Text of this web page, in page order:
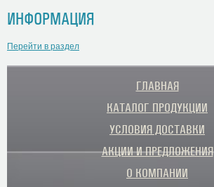
ИНФОРМАЦИЯ
Перейти в раздел
ГЛАВНАЯ
КАТАЛОГ ПРОДУКЦИИ
УСЛОВИЯ ДОСТАВКИ
АКЦИИ И ПРЕДЛОЖЕНИЯ
О КОМПАНИИ